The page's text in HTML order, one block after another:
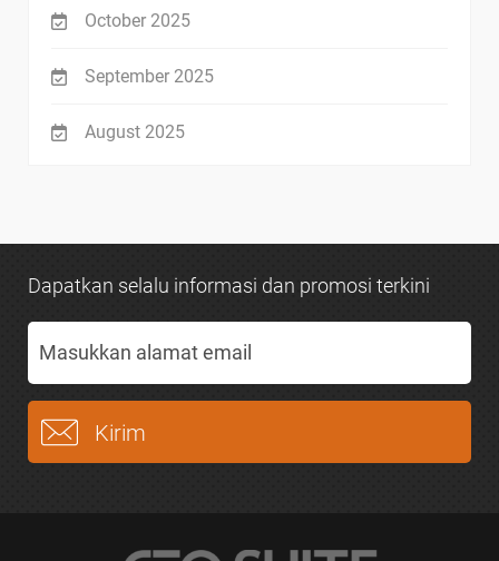
October 2025
September 2025
August 2025
Dapatkan selalu informasi dan promosi terkini